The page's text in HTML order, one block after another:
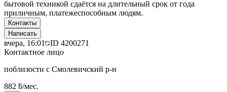
бытовой техникой сдаётся на длительный срок от года
приличным, платежеспособным людям.
Контакты
Написать
вчера, 16:01 ID 4200271
Контактное лицо
поблизости с Смолевичский р-н
882 ƃ/мес.